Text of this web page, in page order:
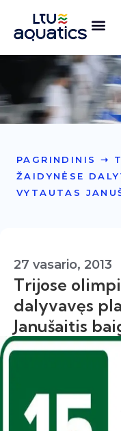
PAGRINDINIS ➝
ŽAIDYNĖSE
VYTAUTAS
27 vasario, 2013
Trijose
dalyvavęs
Janušaitis